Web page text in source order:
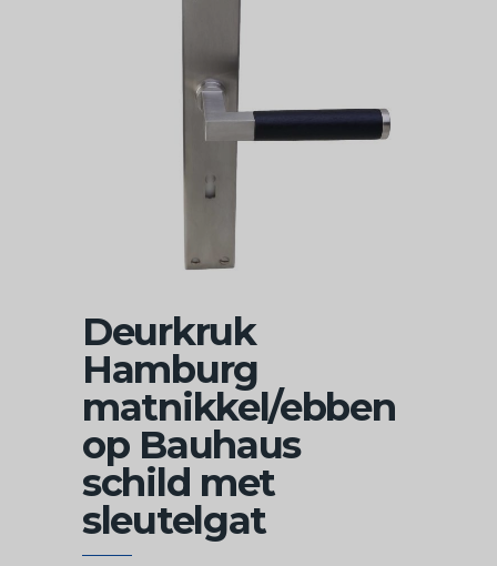
Deurkruk
Hamburg
matnikkel/ebben
op Bauhaus
schild met
sleutelgat